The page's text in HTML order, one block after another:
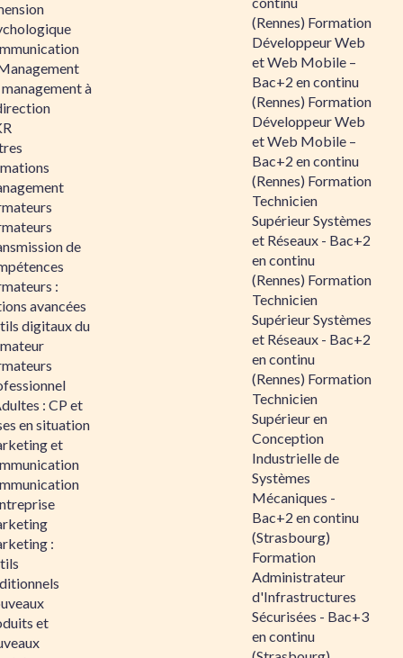
à
de
:
avancées
digitaux du
: CP et
en situation
et
:
et
(Rennes) Formation
Développeur Web
et Web Mobile –
Bac+2 en continu
(Rennes) Formation
Développeur Web
et Web Mobile –
Bac+2 en continu
(Rennes) Formation
Technicien
Supérieur Systèmes
et Réseaux - Bac+2
en continu
(Rennes) Formation
Technicien
Supérieur Systèmes
et Réseaux - Bac+2
en continu
(Rennes) Formation
Technicien
Supérieur en
Conception
Industrielle de
Systèmes
Mécaniques -
Bac+2 en continu
(Strasbourg)
Formation
Administrateur
d'Infrastructures
Sécurisées - Bac+3
en continu